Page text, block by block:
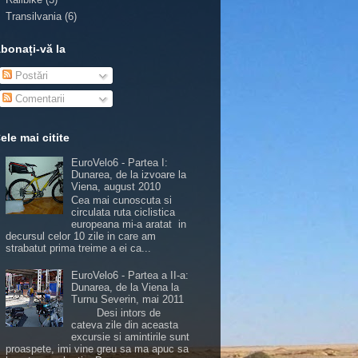
Transilvania (6)
vă la
Postări
Comentarii
mai citite
EuroVelo6 - Partea I:
Dunarea, de la izvoare la
Viena, august 2010
Cea mai cunoscuta si
circulata ruta ciclistica
europeana mi-a aratat in
decursul celor 10 zile in care am
strabatut prima treime a ei ca...
EuroVelo6 - Partea a II-a:
Dunarea, de la Viena la
Turnu Severin, mai 2011
Desi intors de
cateva zile din aceasta
excursie si amintirile sunt
proaspete, imi vine greu sa ma apuc sa